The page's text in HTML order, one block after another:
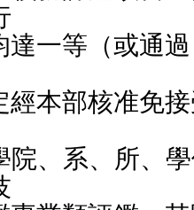
一等（或通
本部核准免
院、系、所、